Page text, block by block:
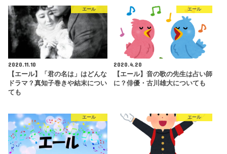
エール
2020.11.10
【エール】「君の名は」はどんな
ドラマ？真知子巻きや結末につい
ても
エール
2020.4.20
【エール】音の歌の先生は占い師
に？俳優・古川雄大についても
エール エール